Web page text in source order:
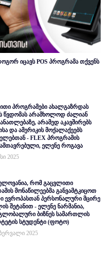
იცავს POS პროგრამა თქვენს
პროგრამები ახალგაზრდას
წვდომას არამხოლოდ ძალიან
არამედ აკავშირებს
და ამერიკის მოქალაქეებს
- FLEX პროგრამის
ელენე როგავა
2025
რომ გაცვლითი
მონაწილეებმა განვამტკიცოთ
ევროპასთან პერსონალური მცირე
შეტანით - ელენე ნარმანია,
ბიზნეს სამართლის
სტუდენტი (ფოტო)
2025